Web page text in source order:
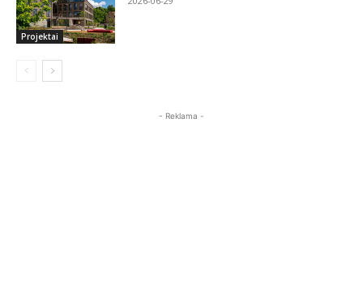
Projektai
- Reklama -